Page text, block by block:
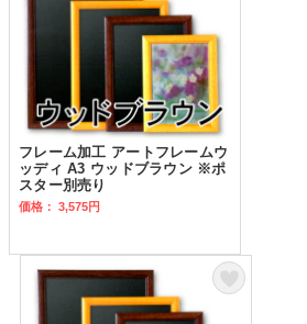
フレーム加工 アートフレームウ
ッディ A3 ウッドブラウン ※ポ
スター別売り
価格： 3,575円